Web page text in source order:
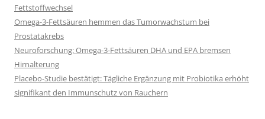
Fettstoffwechsel
Omega-3-Fettsäuren hemmen das Tumorwachstum bei
Prostatakrebs
Neuroforschung: Omega-3-Fettsäuren DHA und EPA bremsen
Hirnalterung
Placebo-Studie bestätigt: Tägliche Ergänzung mit Probiotika erhöht
signifikant den Immunschutz von Rauchern